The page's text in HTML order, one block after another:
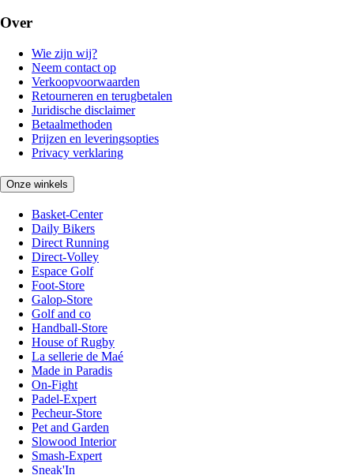
Over
Wie zijn wij?
Neem contact op
Verkoopvoorwaarden
Retourneren en terugbetalen
Juridische disclaimer
Betaalmethoden
Prijzen en leveringsopties
Privacy verklaring
Onze winkels
Basket-Center
Daily Bikers
Direct Running
Direct-Volley
Espace Golf
Foot-Store
Galop-Store
Golf and co
Handball-Store
House of Rugby
La sellerie de Maé
Made in Paradis
On-Fight
Padel-Expert
Pecheur-Store
Pet and Garden
Slowood Interior
Smash-Expert
Sneak'In